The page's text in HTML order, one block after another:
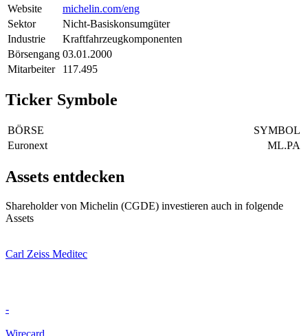
Website
michelin.com/eng
Sektor
Nicht-Basiskonsumgüter
Industrie
Kraftfahrzeugkomponenten
Börsengang 03.01.2000
Mitarbeiter
117.495
Ticker Symbole
BÖRSE
SYMBOL
Euronext
ML.PA
Assets entdecken
Shareholder von Michelin (CGDE) investieren auch in folgende
Assets
Carl Zeiss Meditec
-